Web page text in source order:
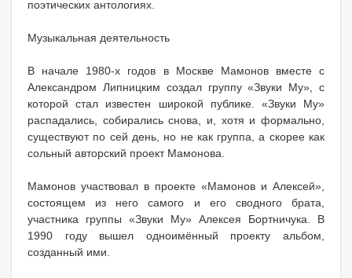
поэтических антологиях.
Музыкальная деятельность
В начале 1980-х годов в Москве Мамонов вместе с
Александром Липницким создал группу «Звуки Му», с
которой стал известен широкой публике. «Звуки Му»
распадались, собирались снова, и, хотя и формально,
существуют по сей день, но не как группа, а скорее как
сольный авторский проект Мамонова.
Мамонов участвовал в проекте «Мамонов и Алексей»,
состоящем из него самого и его сводного брата,
участника группы «Звуки Му» Алексея Бортничука. В
1990 году вышел одноимённый проекту альбом,
созданный ими.